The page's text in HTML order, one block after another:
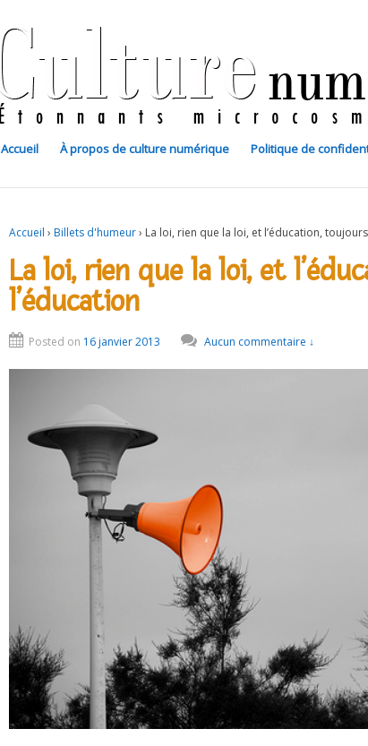
Accueil À propos de culture numérique Politique de
Accueil › Billets d'humeur› La loi, rien que la loi, et l’éducation,
La loi, rien que la loi, et
l’éducation
Posted on 16 janvier 2013 Aucun commentaire ↓